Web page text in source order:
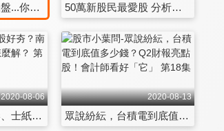
如果股市第二次崩盤...你該買什麼？高息投資術，存股達人陳重銘來解答 第11集 50萬新股民最愛股 分析師來健檢 第12集
2020-08-06
資產股好夯？南港、士紙買在山峰怎麼解？ 第17集
2020-08-13
眾說紛紜，台積電到底值多少錢？Q2財報亮點股！會計師看好「它」 第18集